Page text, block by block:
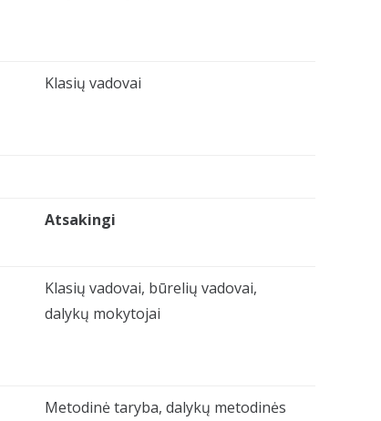
Klasių vadovai
Atsakingi
Klasių vadovai, būrelių vadovai,
dalykų mokytojai
Metodinė taryba, dalykų metodinės